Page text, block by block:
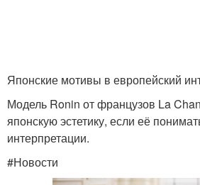
Японские мотивы в европейский
Модель Ronin от французов La
японскую эстетику, если её
интерпретации.
#Новости